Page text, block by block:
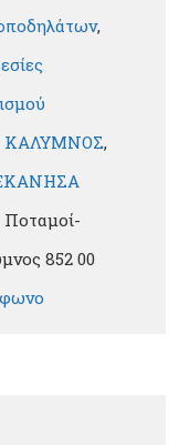
,
ΚΑΛΥΜΝΟΣ,
Ποταμοί-
852 00